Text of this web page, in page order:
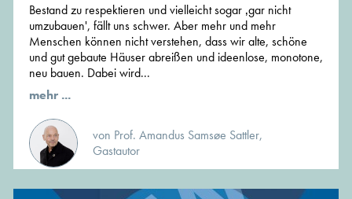
Bestand zu respektieren und vielleicht sogar ‚gar nicht
umzubauen', fällt uns schwer. Aber mehr und mehr
Menschen können nicht verstehen, dass wir alte, schöne
und gut gebaute Häuser abreißen und ideenlose, monotone,
neu bauen. Dabei wird...
mehr ...
von Prof. Amandus Samsøe Sattler,
Gastautor